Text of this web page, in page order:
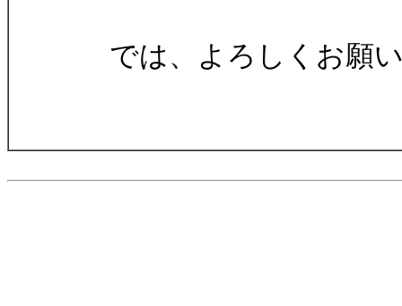
では、よろしくお願